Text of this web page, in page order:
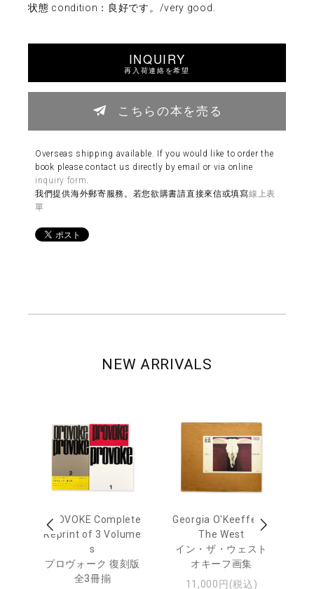
状態 condition：良好です。/very good.
INQUIRY
再入荷連絡を希望
こちらの本を売る
Overseas shipping available. If you would like to order the
book please contact us directly by email or via online
inquiry form.
我們提供海外郵寄服務。若您欲購書請直接來信或填寫線上表
單
NEW ARRIVALS
PROVOKE Complete
Reprint of 3 Volume
s
プロヴォーク 復刻版
全3冊揃
Georgia O'Keeffe: In
The West
イン・ザ・ウェスト
オキーフ画集
11,000円(税込)